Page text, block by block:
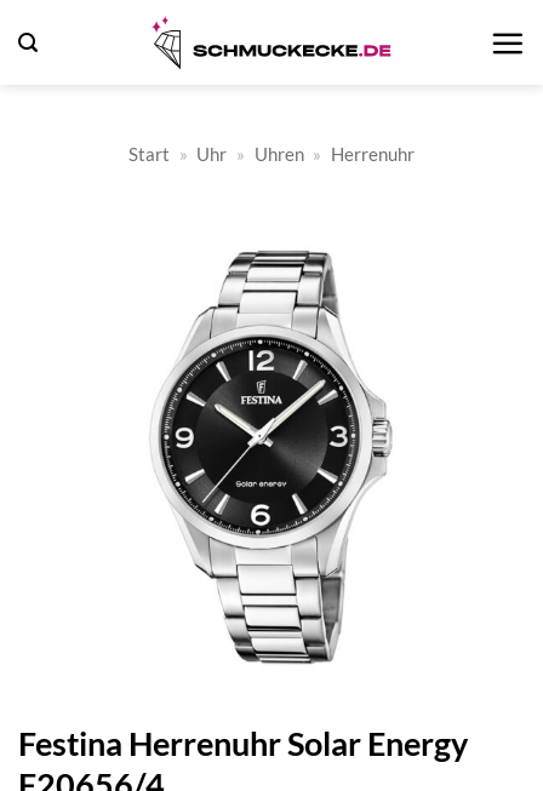
Inhalt
Start » Uhr » Uhren » Herrenuhr
Festina Herrenuhr Solar Energy